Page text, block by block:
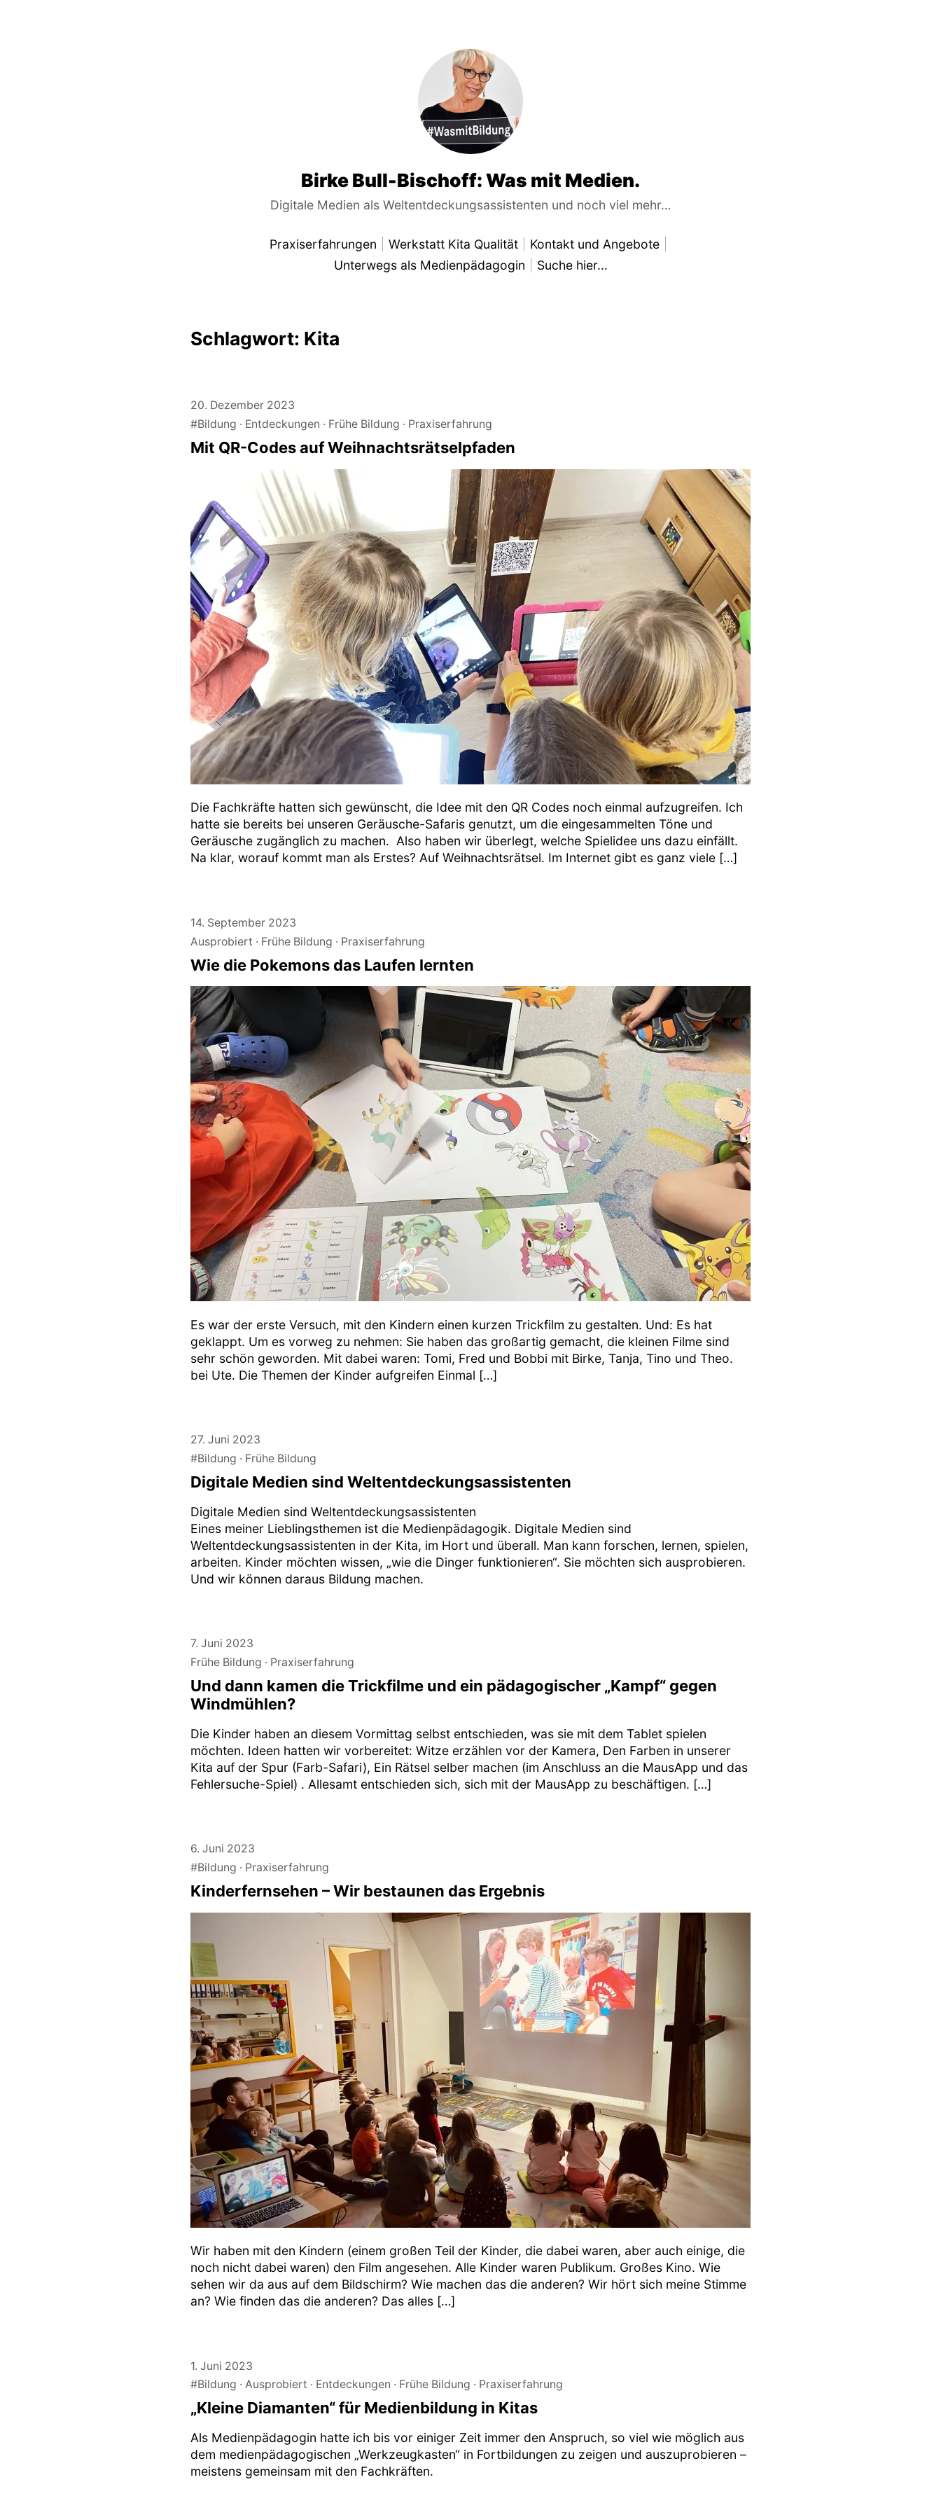
Birke Bull-Bischoff: Was mit Medien.
Digitale Medien als Weltentdeckungsassistenten und noch viel mehr…
Praxiserfahrungen Werkstatt Kita Qualität
Kontakt und Angebote
Unterwegs als Medienpädagogin
Suche hier...
Schlagwort: Kita
20. Dezember 2023
#Bildung
Entdeckungen Frühe Bildung Praxiserfahrung
Mit QR-Codes auf Weihnachtsrätselpfaden
Die Fachkräfte hatten sich gewünscht, die Idee mit den QR Codes noch einmal aufzugreifen. Ich
hatte sie bereits bei unseren Geräusche-Safaris genutzt, um die eingesammelten Töne und
Geräusche zugänglich zu machen. Also haben wir überlegt, welche Spielidee uns dazu einfällt.
Na klar, worauf kommt man als Erstes? Auf Weihnachtsrätsel. Im Internet gibt es ganz viele […]
14. September 2023
Ausprobiert
Frühe Bildung Praxiserfahrung
Wie die Pokemons das Laufen lernten
Es war der erste Versuch, mit den Kindern einen kurzen Trickfilm zu gestalten. Und: Es hat
geklappt. Um es vorweg zu nehmen: Sie haben das großartig gemacht, die kleinen Filme sind
sehr schön geworden. Mit dabei waren: Tomi, Fred und Bobbi mit Birke, Tanja, Tino und Theo.
bei Ute. Die Themen der Kinder aufgreifen Einmal […]
27. Juni 2023
#Bildung
Frühe Bildung
Digitale Medien sind Weltentdeckungsassistenten
Digitale Medien sind Weltentdeckungsassistenten
Eines meiner Lieblingsthemen ist die Medienpädagogik. Digitale Medien sind
Weltentdeckungsassistenten in der Kita, im Hort und überall. Man kann forschen, lernen, spielen,
arbeiten. Kinder möchten wissen, „wie die Dinger funktionieren“. Sie möchten sich ausprobieren.
Und wir können daraus Bildung machen.
7. Juni 2023
Frühe Bildung
Praxiserfahrung
Und dann kamen die Trickfilme und ein pädagogischer „Kampf“ gegen
Windmühlen?
Die Kinder haben an diesem Vormittag selbst entschieden, was sie mit dem Tablet spielen
möchten. Ideen hatten wir vorbereitet: Witze erzählen vor der Kamera, Den Farben in unserer
Kita auf der Spur (Farb-Safari), Ein Rätsel selber machen (im Anschluss an die MausApp und das
Fehlersuche-Spiel) . Allesamt entschieden sich, sich mit der MausApp zu beschäftigen. […]
6. Juni 2023
#Bildung
Praxiserfahrung
Kinderfernsehen – Wir bestaunen das Ergebnis
Wir haben mit den Kindern (einem großen Teil der Kinder, die dabei waren, aber auch einige, die
noch nicht dabei waren) den Film angesehen. Alle Kinder waren Publikum. Großes Kino. Wie
sehen wir da aus auf dem Bildschirm? Wie machen das die anderen? Wir hört sich meine Stimme
an? Wie finden das die anderen? Das alles […]
1. Juni 2023
#Bildung
Ausprobiert Entdeckungen Frühe Bildung Praxiserfahrung
„Kleine Diamanten“ für Medienbildung in Kitas
Als Medienpädagogin hatte ich bis vor einiger Zeit immer den Anspruch, so viel wie möglich aus
dem medienpädagogischen „Werkzeugkasten“ in Fortbildungen zu zeigen und auszuprobieren –
meistens gemeinsam mit den Fachkräften.